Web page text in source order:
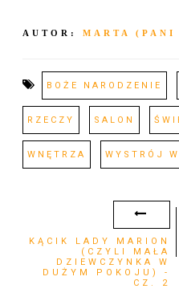
AUTOR:MARTA (PANI
BOŻE NARODZENIE
RZECZY SALON
WNĘTRZA WYSTRÓJ
KĄCIK LADY MARION
(CZYLI MAŁA
DZIEWCZYNKA W
DUŻYM POKOJU) -
CZ. 2